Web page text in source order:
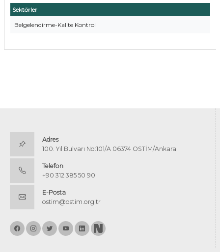
Sektörler
Belgelendirme-Kalite Kontrol
Adres
100. Yıl Bulvarı No:101/A 06374 OSTİM/Ankara
Telefon
+90 312 385 50 90
E-Posta
ostim@ostim.org.tr